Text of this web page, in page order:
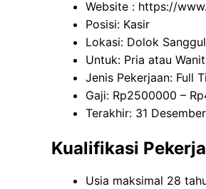
Website : https://
Posisi: Kasir
Lokasi: Dolok
Untuk: Pria atau
Jenis Pekerjaan: Full
Gaji: Rp2500000 – Rp
Terakhir: 31
Kualifikasi Pekerja
Usia maksimal 28